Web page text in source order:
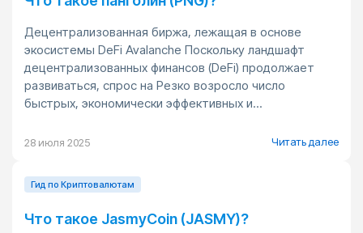
Децентрализованная биржа, лежащая в основе
экосистемы DeFi Avalanche Поскольку ландшафт
децентрализованных финансов (DeFi) продолжает
развиваться, спрос на Резко возросло число
быстрых, экономически эффективных и...
28 июля 2025 Читать далее
Гид по Криптовалютам
Что такое JasmyCoin (JASMY)?